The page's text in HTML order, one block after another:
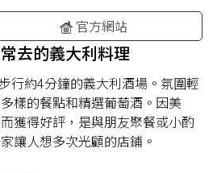
官方網站
去的義大利料理
行約4分鐘的義大利酒場。氛圍輕
樣的餐點和精選葡萄酒。因美
獲得好評，是與朋友聚餐或小酌
讓人想多次光顧的店鋪。